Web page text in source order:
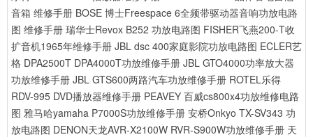
音箱 维修手册 BOSE 博士Freespace 6全频带驱动器音响功放电路
图 维修手册 瑞华士Revox B252 功放电路图 FISHER飞燕200-T收
扩音机1965年维修手册 JBL dsc 400家庭影院功放电路图 ECLER艺
格 DPA2500T DPA4000T功放维修手册 JBL GTO4000功率放大器
功放维修手册 JBL GTS600两路汽车功放维修手册 ROTEL乐得
RDV-995 DVD播放器维修手册 PEAVEY 百威cs800x4功放维修电路
图 雅马哈yamaha P7000S功放维修手册 安桥Onkyo TX-SV343 功
放电路图 DENON天龙AVR-X2100W RVR-S900W功放维修手册 天